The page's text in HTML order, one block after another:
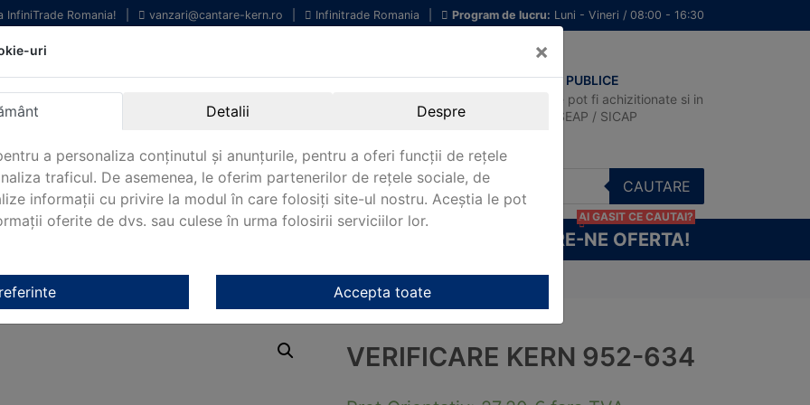
InfiniTrade Romania! vanzari@cantare-kern.ro Infinitrade Romania Program de lucru: Luni - Vineri / 08:00 - 16:30
profesionale
laborator.
Internationala.
Oriunde in Romania.
ACHIZITII PUBLICE
Produsele pot fi achizitionate si in
sistemul SEAP / SICAP
CAUTARE
CERE-NE OFERTA!
AI GASIT CE CAUTAI?
952-634
VERIFICARE KERN 952-634
uri ×
Detalii Despre
a personaliza conținutul și anunțurile, pentru a oferi funcții de rețele
traficul. De asemenea, le oferim partenerilor de rețele sociale, de
informații cu privire la modul în care folosiți site-ul nostru. Aceștia le pot
oferite de dvs. sau culese în urma folosirii serviciilor lor.
Accepta toate